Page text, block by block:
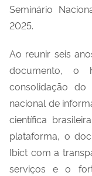
Seminário
2025.
Ao reunir seis
documento, o
consolidação
nacional de
científica
plataforma, o
Ibict com a
serviços e o